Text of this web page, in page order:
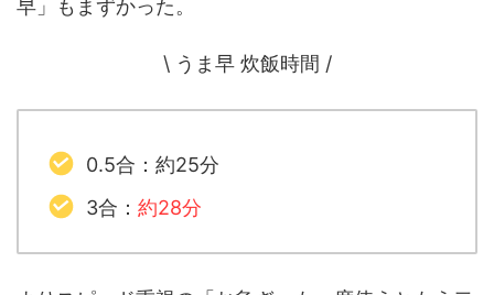
早」もまずかった。
\ うま早 炊飯時間 /
0.5合：約25分
3合： 約28分